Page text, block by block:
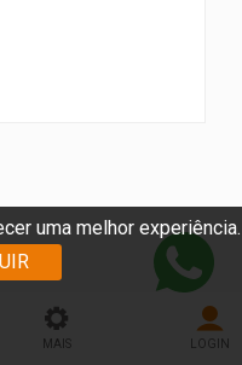
uma melhor experiência.
MAIS LOGIN